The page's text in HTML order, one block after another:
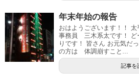
年末年始の報告
おはようございます！！
事務員 三木系太です！ ど
りです！ 皆さん お元気だ
の方は 体調崩すこと...
記事を